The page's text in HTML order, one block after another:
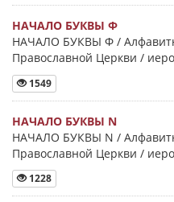
НАЧАЛО БУКВЫ Φ
НАЧАЛО БУКВЫ Φ /
Православной Церкви /
1549
НАЧАЛО БУКВЫ Ν
НАЧАЛО БУКВЫ Ν /
Православной Церкви /
1228